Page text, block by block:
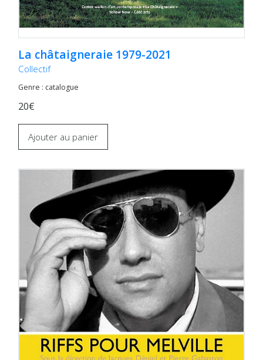
La châtaigneraie 1979-2021
Collectif
Genre : catalogue
20€
Ajouter au panier